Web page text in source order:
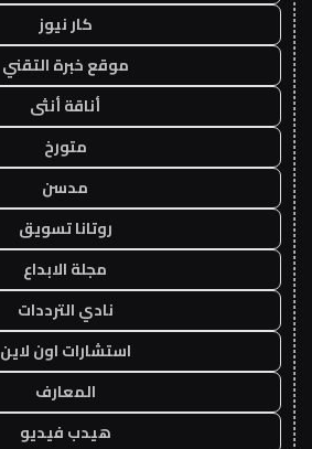
كار نيوز
موقع خبرة التقني
أناقة أنثى
متورخ
مدسن
روتانا تسويق
مجلة الابداع
نادي الترددات
استشارات اون لاين
المعارف
هيدب فيديو